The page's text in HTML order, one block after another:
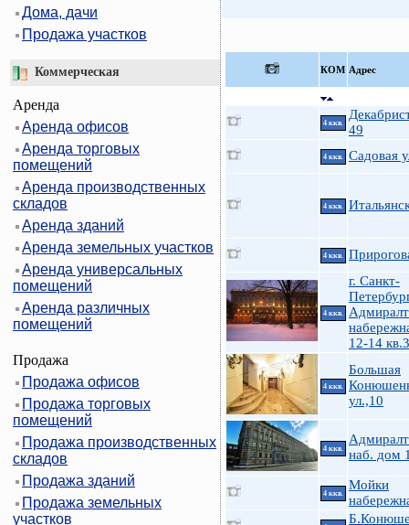
Дома, дачи
Продажа участков
Коммерческая
Аренда
Аренда офисов
Аренда торговых
помещений
Аренда производственных
складов
Аренда зданий
Аренда земельных участков
Аренда универсальных
помещений
Аренда различных
помещений
Продажа
Продажа офисов
Продажа торговых
помещений
Продажа производственных
складов
Продажа зданий
Продажа земельных
участков
Павловский
Петроградский
Приморский
Пушкинский
Фрунзенский
КOМ Адрес
4 ккв.
49
4 ккв. Садовая
4 ккв.
4 ккв.
4 ккв.
г. Санкт-
12-14 кв.3
4 ккв.
Большая
ул.,10
4 ккв.
наб. дом
4 ккв.
Мойки